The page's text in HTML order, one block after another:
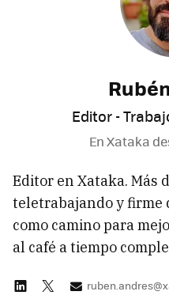
Editor -
En Xataka
Editor en Xataka. Más
teletrabajando y firme
como camino para
al café a tiempo